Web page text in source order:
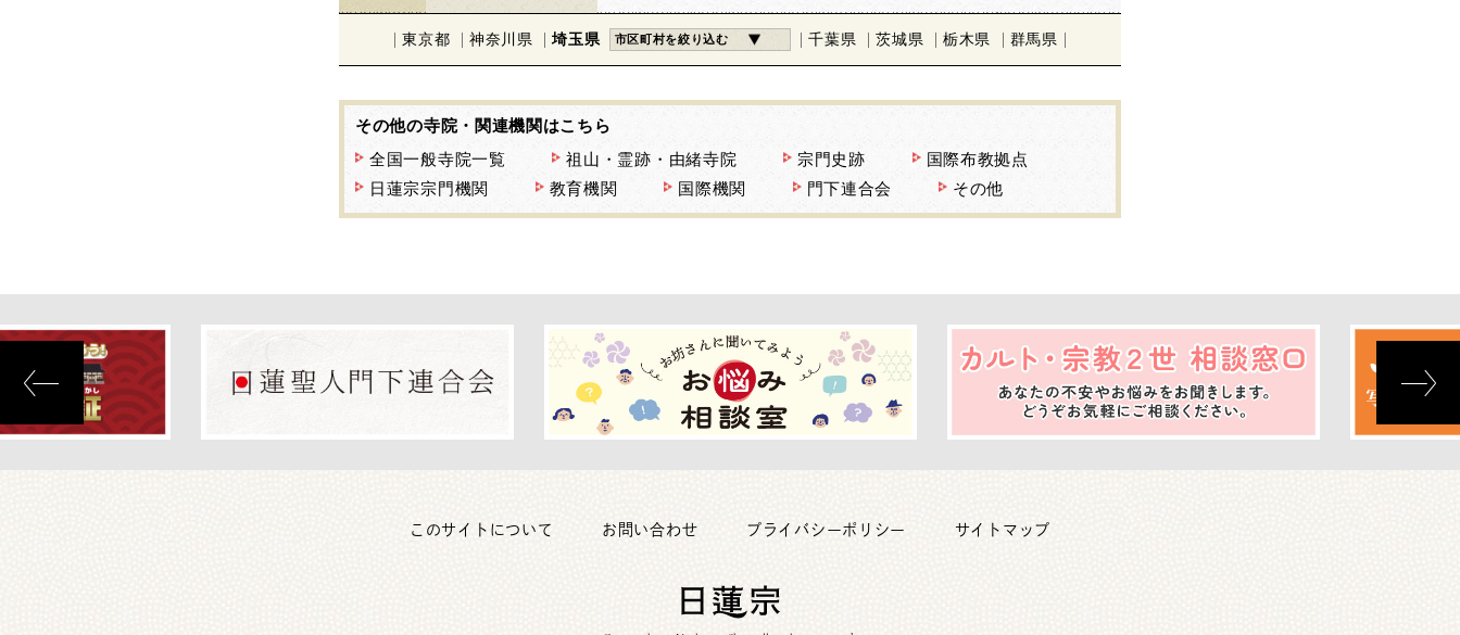
東京都 神奈川県 埼玉県 市区町村を絞り込む 千葉県 茨城県 栃木県 群馬県
その他の寺院・関連機関はこちら
全国一般寺院一覧
祖山・霊跡・由緒寺院 宗門史跡
国際布教拠点
日蓮宗宗門機関
教育機関 国際機関 門下連合会 その他
このサイトについて お問い合わせ プライバシーポリシー サイトマップ